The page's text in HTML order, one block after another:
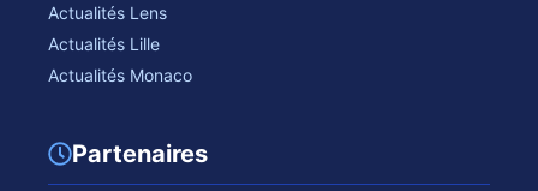
Actualités Lens
Actualités Lille
Actualités Monaco
Partenaires